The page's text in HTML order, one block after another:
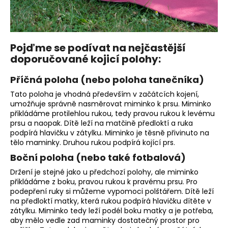
Pojďme se podívat na nejčastější
doporučované kojicí polohy:
Příčná poloha (nebo poloha tanečníka)
Tato poloha je vhodná především v začátcích kojení,
umožňuje správně nasměrovat miminko k prsu. Miminko
přikládáme protilehlou rukou, tedy pravou rukou k levému
prsu a naopak. Dítě leží na matčině předloktí a ruka
podpírá hlavičku v zátylku. Miminko je těsně přivinuto na
tělo maminky. Druhou rukou podpírá kojící prs.
Boční poloha (nebo také fotbalová)
Držení je stejné jako u předchozí polohy, ale miminko
přikládáme z boku, pravou rukou k pravému prsu. Pro
podepření ruky si můžeme vypomoci polštářem. Dítě leží
na předloktí matky, která rukou podpírá hlavičku dítěte v
zátylku. Miminko tedy leží podél boku matky a je potřeba,
aby mělo vedle zad maminky dostatečný prostor pro